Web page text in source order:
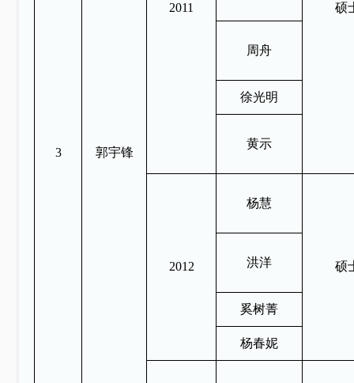
3 郭宇锋
2011 硕
周舟
徐光明
黄示
2012
杨慧
硕
洪洋
奚树菁
杨春妮